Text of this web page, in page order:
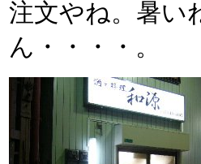
注文やね。暑い
ん・・・・。